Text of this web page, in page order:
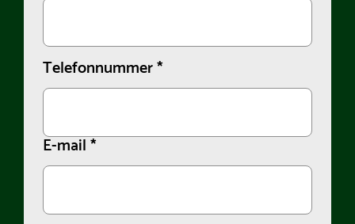
Telefonnummer*
E-mail*